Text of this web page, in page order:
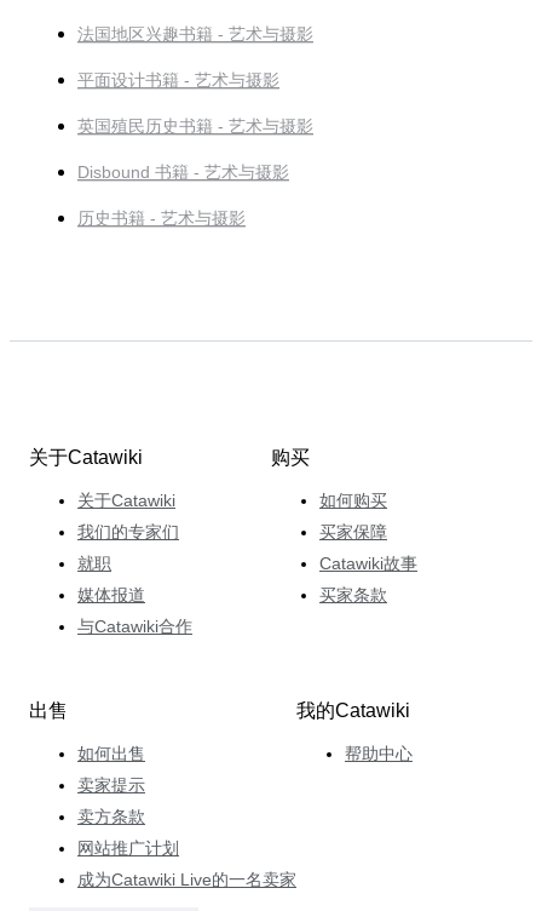
法国地区兴趣书籍 - 艺术与摄影
平面设计书籍 - 艺术与摄影
英国殖民历史书籍 - 艺术与摄影
Disbound 书籍 - 艺术与摄影
历史书籍 - 艺术与摄影
关于Catawiki
关于Catawiki
我们的专家们
就职
媒体报道
与Catawiki合作
购买
如何购买
买家保障
Catawiki故事
买家条款
出售
如何出售
卖家提示
卖方条款
网站推广计划
成为Catawiki Live的一名卖家
我的Catawiki
帮助中心